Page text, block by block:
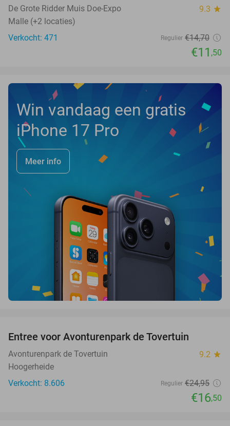
De Grote Ridder Muis Doe-Expo 9.3 star
Malle (+2 locaties)
Verkocht: 471
Regulier €14,70
€11 ,50
Win vandaag een gratis
iPhone 17 Pro
Meer info
Entree voor Avonturenpark de Tovertuin
Avonturenpark de Tovertuin 9.2 star
Hoogerheide
Verkocht: 8.606
Regulier €24,95
€16,50